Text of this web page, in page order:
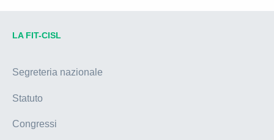
LA FIT-CISL
Segreteria nazionale
Statuto
Congressi